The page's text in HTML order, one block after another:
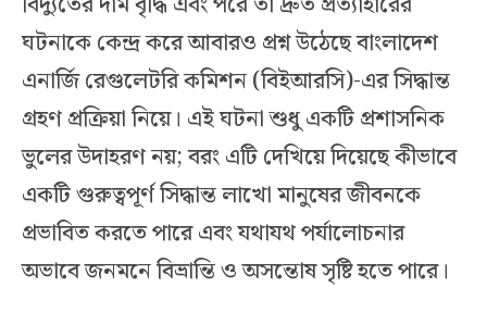
ঘটনাকে কেন্দ্র করে আবারও প্রশ্ন উঠেছে বাংলাদেশ
এনার্জি রেগুলেটরি কমিশন (বিইআরসি)-এর সিদ্ধান্ত
গ্রহণ প্রক্রিয়া নিয়ে। এই ঘটনা শুধু একটি প্রশাসনিক
ভুলের উদাহরণ নয়; বরং এটি দেখিয়ে দিয়েছে কীভাবে
একটি গুরুত্বপূর্ণ সিদ্ধান্ত লাখো মানুষের জীবনকে
প্রভাবিত করতে পারে এবং যথাযথ পর্যালোচনার
অভাবে জনমনে বিভ্রান্তি ও অসন্তোষ সৃষ্টি হতে পারে।